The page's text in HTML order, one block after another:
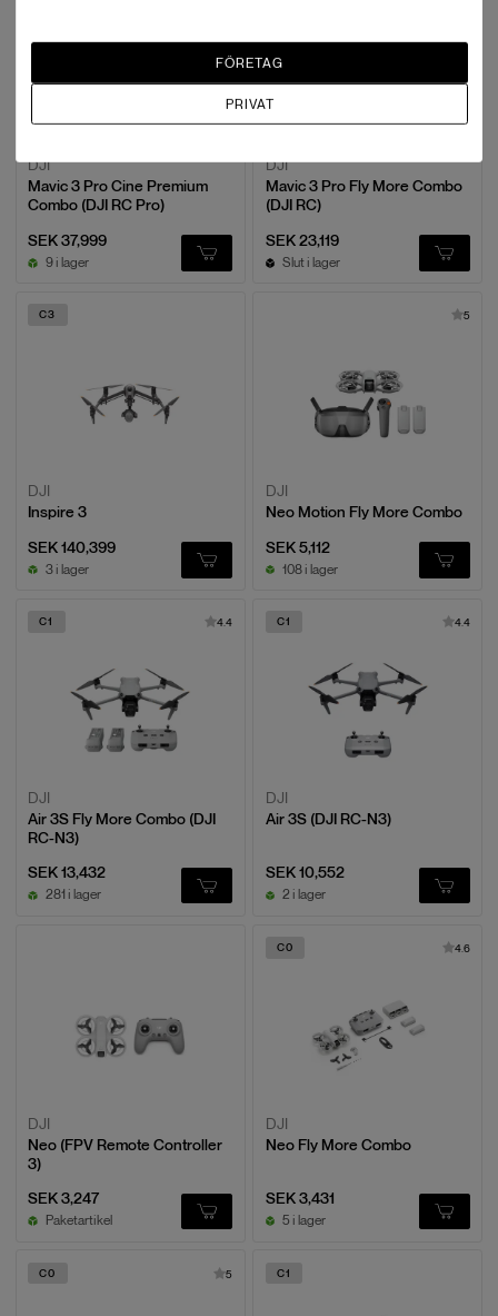
DJI
Mavic 3 Pro Cine Premium
Combo (DJI RC Pro)
SEK 37,999
9 i lager
DJI
Mavic 3 Pro Fly More Combo
(DJI RC)
SEK 23,119
Slut i lager
C3
DJI
Inspire 3
SEK 140,399
3 i lager
5
DJI
Neo Motion Fly More Combo
SEK 5,112
108 i lager
4.4
C1
DJI
Air 3S Fly More Combo (DJI
RC-N3)
SEK 13,432
281 i lager
4.4
C1
DJI
Air 3S (DJI RC-N3)
SEK 10,552
2 i lager
DJI
Neo (FPV Remote Controller
3)
SEK 3,247
Paketartikel
4.6
C0
DJI
Neo Fly More Combo
SEK 3,431
5 i lager
5
C0 C1
FÖRETAG
PRIVAT